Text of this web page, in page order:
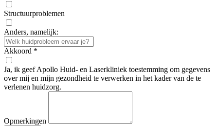
Structuurproblemen
Anders, namelijk:
Akkoord *
Ja, ik geef Apollo Huid- en Laserkliniek toestemming om gegevens
over mij en mijn gezondheid te verwerken in het kader van de te
verlenen huidzorg.
Opmerkingen